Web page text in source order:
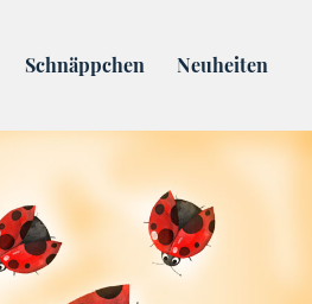
Schnäppchen Neuheiten
der Krabbelkäfer | Klett-Kita-Blog